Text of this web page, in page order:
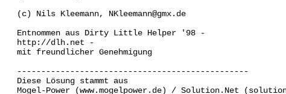
(c) Nils Kleemann, NKleemann@gmx.de
Entnommen aus Dirty Little Helper '98 -
http://dlh.net -
mit freundlicher Genehmigung
------------------------------------------------
Diese Lösung stammt aus